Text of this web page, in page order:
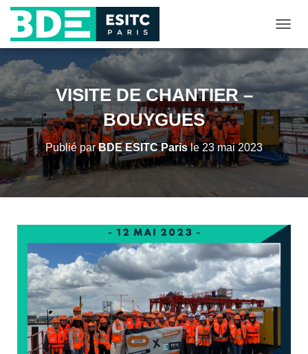
É
L
I
R
L
A
N
A
T
VISITE DE CHANTIER –
BOUYGUES
Publié parBDE ESITC Parisle 23 mai 2023